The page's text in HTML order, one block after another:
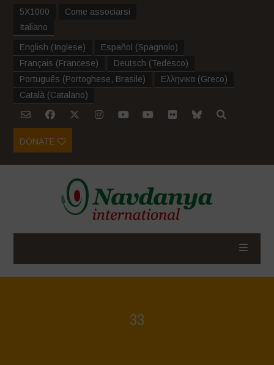
5X1000
Come associarsi
Italiano
English (Inglese) Español (Spagnolo)
Français (Francese) Deutsch (Tedesco)
Português (Portoghese, Brasile) Ελληνικα (Greco)
Català (Catalano)
DONATE
33